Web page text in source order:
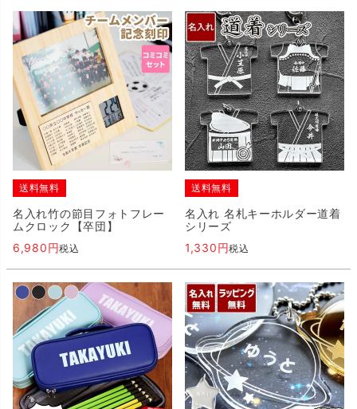
送料無料
名入れ竹の節目フォトフレー
ムクロック【卒団】
6,980
税込
送料無料
名入れ 名札キーホルダー道着
シリーズ
1,330
税込